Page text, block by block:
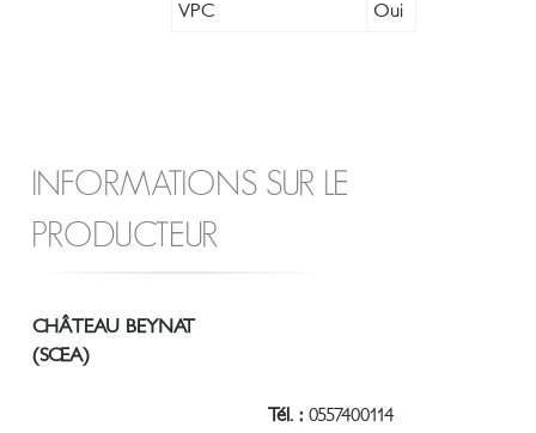
VPC Oui
INFORMATIONS SUR LE
PRODUCTEUR
CHÂTEAU BEYNAT
(SCEA)
Tél. : 0557400114